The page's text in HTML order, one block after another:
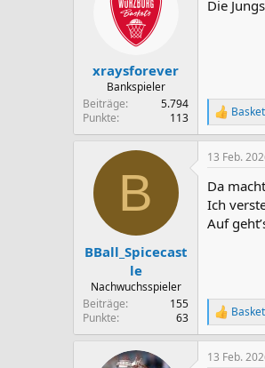
xraysforever
Bankspieler
Beiträge
5.794
Punkte
113
Die
R
e
a
k
i
o
e
B
BBall_Spicecast
le
Nachwuchsspieler
Beiträge
155
Punkte
63
13 Feb.
Da
Ich
Auf
R
e
a
k
13 Feb.